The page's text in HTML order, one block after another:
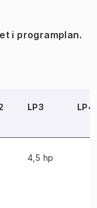
i programplan.
LP3 LP4
4,5 hp